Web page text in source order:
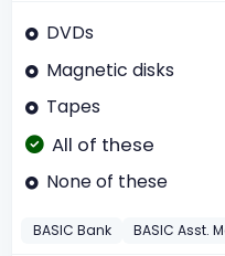
DVDs
Magnetic disks
Tapes
All of these
None of these
BASIC Bank BASIC Asst.